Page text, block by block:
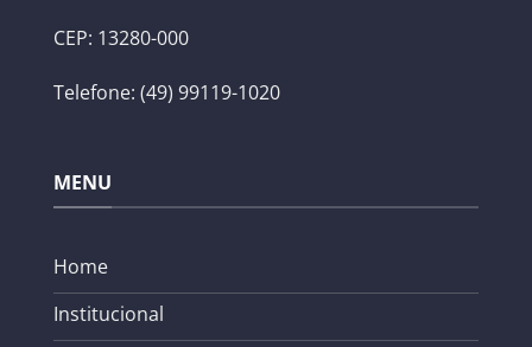
CEP: 13280-000
Telefone: (49) 99119-1020
MENU
Home
Institucional